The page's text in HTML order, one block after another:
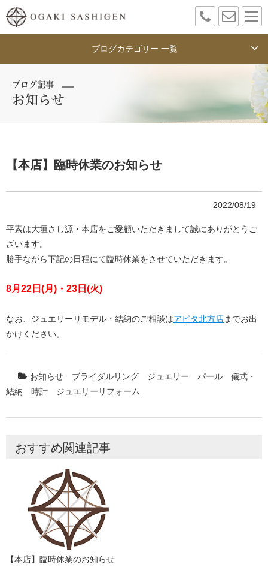
ブログカテゴリー 一覧
ブログ記事
お知らせ
【本店】臨時休業のお知らせ
2022/08/19
平素は大垣さし源・本店をご愛顧いただきまして誠にありがとうご
ざいます。
勝手ながら下記の日程にて臨時休業をさせていただきます。
8月22日(月)・23日(火)
なお、ジュエリーリモデル・結納のご相談はアピタ北方店までお出
かけください。
お知らせ ブライダルリング ジュエリー パール
儀式・
結納
時計 ジュエリーリフォーム
おすすめ関連記事
【本店】臨時休業のお知らせ